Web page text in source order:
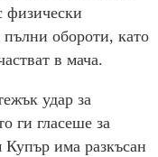
физически
обороти, като
в мача.
удар за
ги гласеше за
има разкъсан